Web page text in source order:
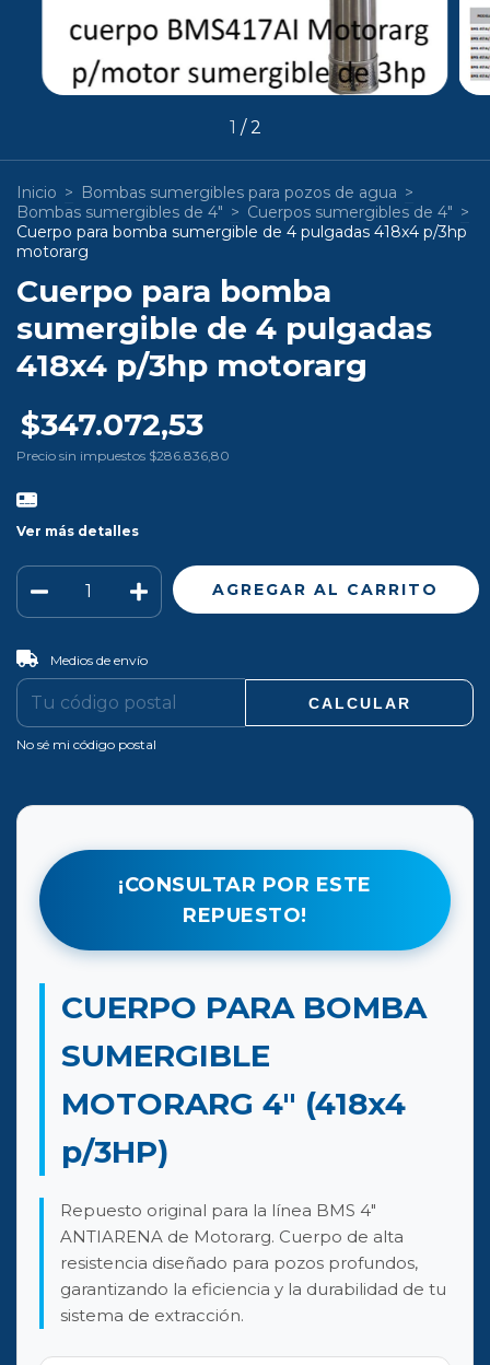
1 /2
Inicio > Bombas sumergibles para pozos de agua >
Bombas sumergibles de 4" > Cuerpos sumergibles de 4" >
Cuerpo para bomba sumergible de 4 pulgadas 418x4 p/3hp
motorarg
Cuerpo para bomba
sumergible de 4 pulgadas
418x4 p/3hp motorarg
$347.072,53
Precio sin impuestos $286.836,80
Ver más detalles
Entregas para el CP:
Medios de envío
CALCULAR
No sé mi código postal
¡CONSULTAR POR ESTE
REPUESTO!
CUERPO PARA BOMBA
SUMERGIBLE
MOTORARG 4" (418x4
p/3HP)
Repuesto original para la línea BMS 4"
ANTIARENA de Motorarg. Cuerpo de alta
resistencia diseñado para pozos profundos,
garantizando la eficiencia y la durabilidad de tu
sistema de extracción.